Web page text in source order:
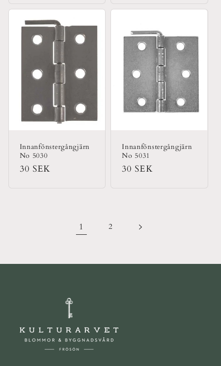
Innanfönstergångjärn
No 5030
Ordinarie
30 SEK
Innanfönstergångjärn
No 5031
Ordinarie
30 SEK
1 2